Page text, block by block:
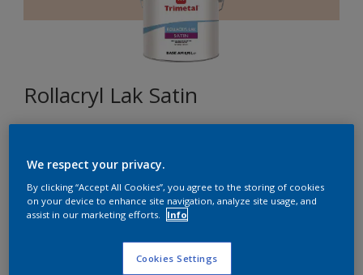
Rollacryl Lak Satin
Format
2,5L
We respect your privacy.
By clicking “Accept All Cookies”, you agree to the storing of cookies
on your device to enhance site navigation, analyze site usage, and
assist in our marketing efforts.
Info
Cookies Settings